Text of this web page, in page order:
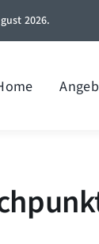
2026.